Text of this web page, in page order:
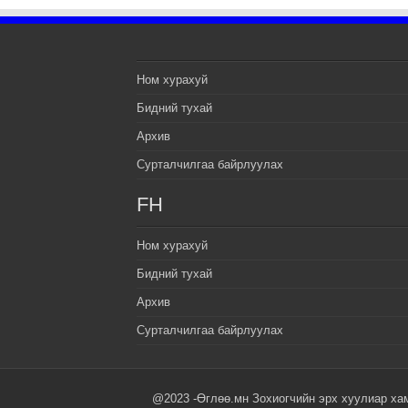
Ном хурахуй
Бидний тухай
Архив
Сурталчилгаа байрлуулах
FH
Ном хурахуй
Бидний тухай
Архив
Сурталчилгаа байрлуулах
@2023 -Өглөө.мн Зохиогчийн эрх хуулиар